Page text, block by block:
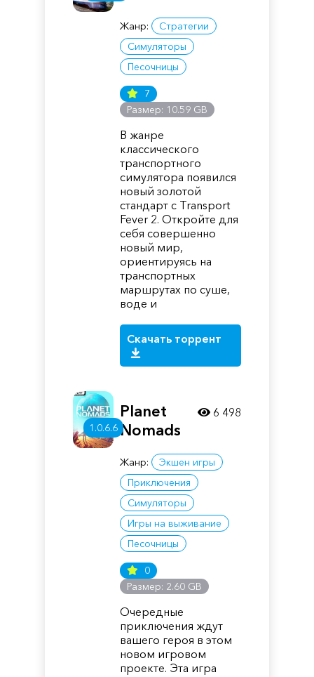
Жанр:
Стратегии
Симуляторы
Песочницы
7
Размер: 10.59 GB
В жанре
классического
транспортного
симулятора появился
новый золотой
стандарт с Transport
Fever 2. Откройте для
себя совершенно
новый мир,
ориентируясь на
транспортных
маршрутах по суше,
воде и
Скачать торрент
1.0.6.6
Planet
Nomads
Жанр:
Экшен игры
Приключения
Симуляторы
Игры на выживание
Песочницы
0
Размер: 2.60 GB
Очередные
приключения ждут
вашего героя в этом
новом игровом
проекте. Эта игра
6 498